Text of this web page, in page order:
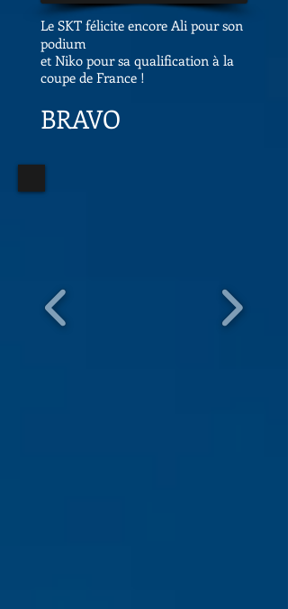
Le SKT félicite encore Ali pour son
podium
et Niko pour sa qualification à la
coupe de France !
BRAVO